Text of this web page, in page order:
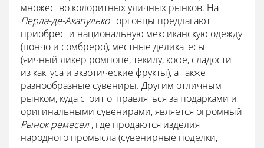
множество колоритных уличных рынков. На
Перла-де-Акапулькоторговцы предлагают
приобрести национальную мексиканскую одежду
(пончо и сомбреро), местные деликатесы
(яичный ликер ромпопе, текилу, кофе, сладости
из кактуса и экзотические фрукты), а также
разнообразные сувениры. Другим отличным
рынком, куда стоит отправляться за подарками и
оригинальными сувенирами, является огромный
Рынок ремесел, где продаются изделия
народного промысла (сувенирные поделки,